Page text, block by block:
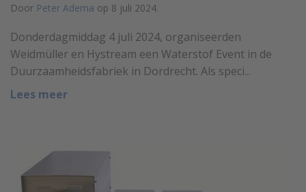
Door Peter Adema op 8 juli 2024.
Donderdagmiddag 4 juli 2024, organiseerden
Weidmüller en Hystream een Waterstof Event in de
Duurzaamheidsfabriek in Dordrecht. Als speci...
Lees meer